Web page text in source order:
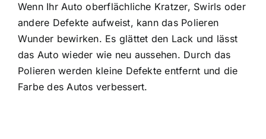
Wenn Ihr Auto oberflächliche Kratzer, Swirls oder
andere Defekte aufweist, kann das Polieren
Wunder bewirken. Es glättet den Lack und lässt
das Auto wieder wie neu aussehen. Durch das
Polieren werden kleine Defekte entfernt und die
Farbe des Autos verbessert.